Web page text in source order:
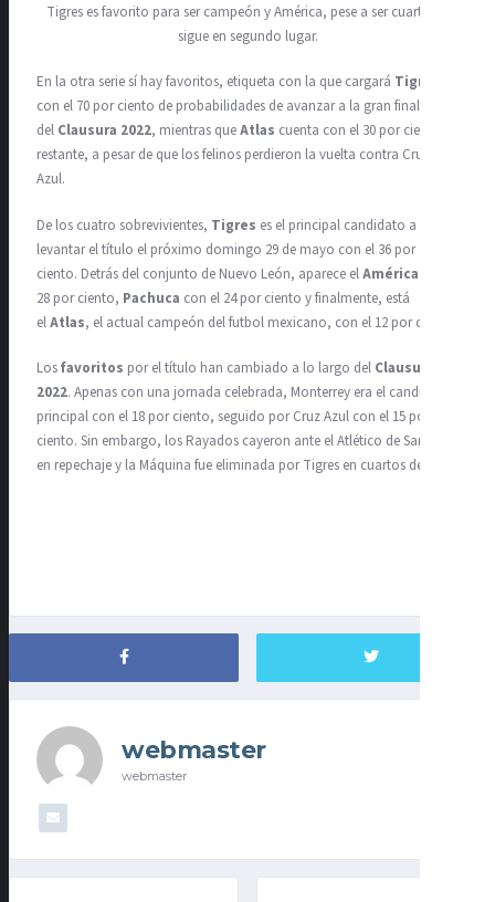
Tigres es favorito para ser campeón y América, pese a ser cuarto, le
sigue en segundo lugar.
En la otra serie sí hay favoritos, etiqueta con la que cargará Tigres
con el 70 por ciento de probabilidades de avanzar a la gran final
del Clausura 2022, mientras queAtlas cuenta con el 30 por ciento
restante, a pesar de que los felinos perdieron la vuelta contra Cruz
Azul.
De los cuatro sobrevivientes, Tigres es el principal candidato a
levantar el título el próximo domingo 29 de mayo con el 36 por
ciento. Detrás del conjunto de Nuevo León, aparece elAmérica
28 por ciento, Pachuca con el 24 por ciento y finalmente, está
elAtlas, el actual campeón del futbol mexicano, con el 12 por ciento.
Losfavoritos por el título han cambiado a lo largo del Clausura
2022. Apenas con una jornada celebrada, Monterrey era el candidato
principal con el 18 por ciento, seguido por Cruz Azul con el 15 por
ciento. Sin embargo, los Rayados cayeron ante el Atlético de San Luis
en repechaje y la Máquina fue eliminada por Tigres en cuartos de final.
webmaster
webmaster